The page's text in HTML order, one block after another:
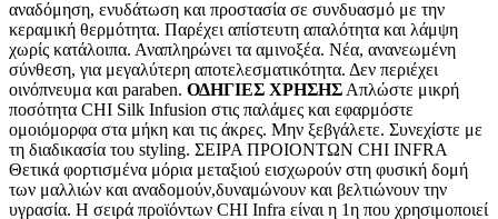
25.00 €.
αναδόμηση, ενυδάτωση και προστασία σε συνδυασμό με την
κεραμική θερμότητα. Παρέχει απίστευτη απαλότητα και λάμψη
χωρίς κατάλοιπα. Αναπληρώνει τα αμινοξέα. Νέα, ανανεωμένη
σύνθεση, για μεγαλύτερη αποτελεσματικότητα. Δεν περιέχει
οινόπνευμα και paraben. ΟΔΗΓΙΕΣ ΧΡΗΣΗΣ Απλώστε μικρή
ποσότητα CHI Silk Infusion στις παλάμες και εφαρμόστε
ομοιόμορφα στα μήκη και τις άκρες. Μην ξεβγάλετε. Συνεχίστε με
τη διαδικασία του styling. ΣΕΙΡΑ ΠΡΟΙΟΝΤΩΝ CHI INFRA
Θετικά φορτισμένα μόρια μεταξιού εισχωρούν στη φυσική δομή
των μαλλιών και αναδομούν,δυναμώνουν και βελτιώνουν την
υγρασία. Η σειρά προϊόντων CHI Infra είναι η 1η που χρησιμοποιεί